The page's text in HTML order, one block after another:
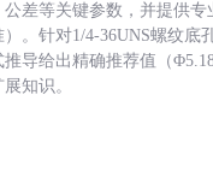
差等关键参数，并提供专
）。针对1/4-36UNS螺纹底
推导给出精确推荐值（
知识。